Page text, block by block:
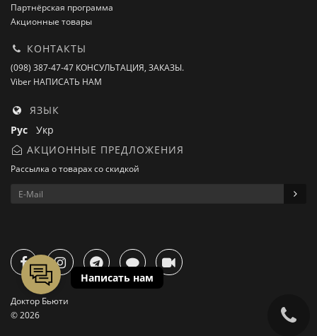
Партнёрская программа
Акционные товары
КОНТАКТЫ
(098) 387-47-47 КОНСУЛЬТАЦИЯ, ЗАКАЗЫ.
Viber НАПИСАТЬ НАМ
ЯЗЫК
Рус Укр
АКЦИОННЫЕ ПРЕДЛОЖЕНИЯ
Рассылка о товарах со скидкой
Доктор Бьюти
© 2026